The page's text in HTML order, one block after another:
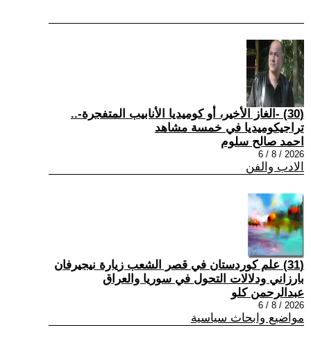
(30) -الغاز الأخير، أو كوميديا الأنابيب المتفجرة-..
تراجيكوميديا في خمسة مشاهد
احمد صالح سلوم
2026 / 8 / 6
الادب والفن
(31) علم كوردستان في قصر الشعب زيارة نيجيرفان
بارزاني ودلالات التحول في سوريا والعراق
عبدالرحمن كلو
2026 / 8 / 6
مواضيع وابحاث سياسية